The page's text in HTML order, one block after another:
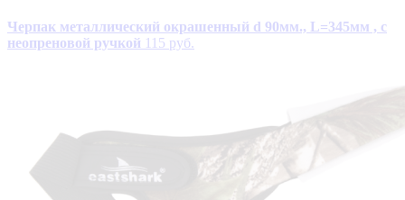
Черпак металлический окрашенный d 90мм., L=345мм , с
неопреновой ручкой 115 руб.